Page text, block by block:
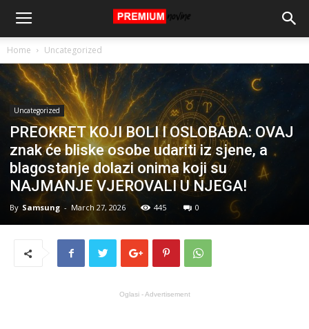
Home Uncategorized
Uncategorized
PREOKRET KOJI BOLI I OSLOBAĐA: OVAJ
znak će bliske osobe udariti iz sjene, a
blagostanje dolazi onima koji su
NAJMANJE VJEROVALI U NJEGA!
By Samsung - March 27, 2026 445 0
Oglasi - Advertisement